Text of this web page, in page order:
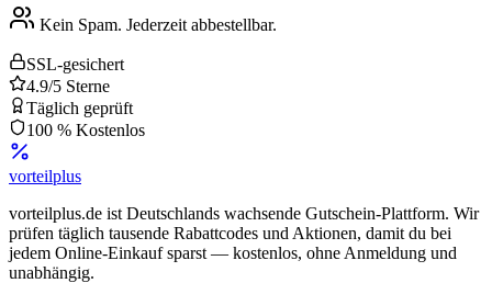
Kein Spam. Jederzeit abbestellbar.
SSL-gesichert
4.9/5 Sterne
Täglich geprüft
100 % Kostenlos
vorteilplus
vorteilplus.de ist Deutschlands wachsende Gutschein-Plattform. Wir
prüfen täglich tausende Rabattcodes und Aktionen, damit du bei
jedem Online-Einkauf sparst — kostenlos, ohne Anmeldung und
unabhängig.